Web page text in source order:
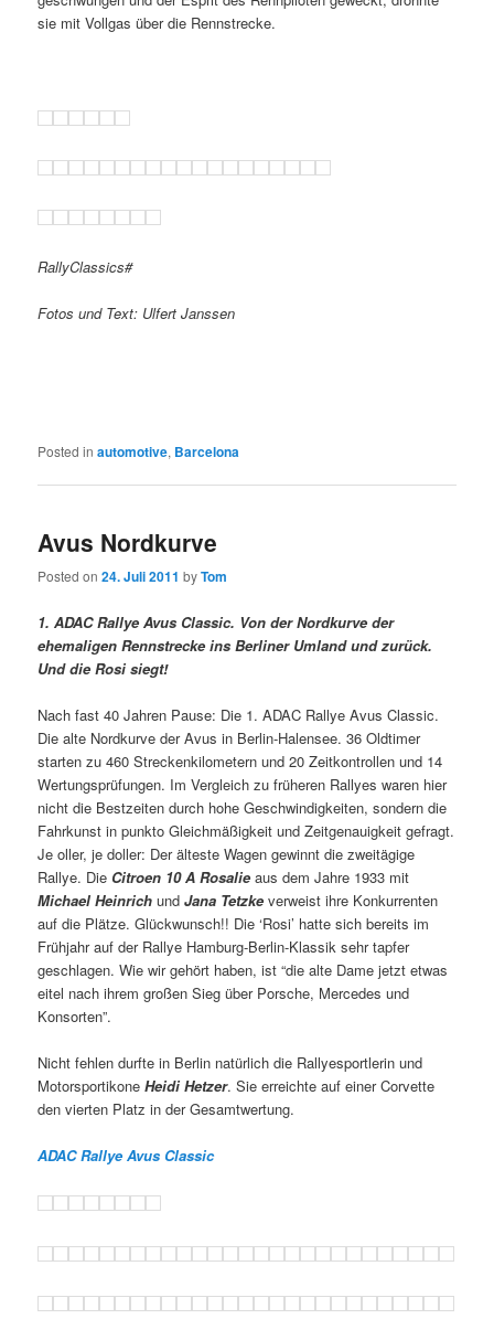
sie mit Vollgas über die Rennstrecke.
RallyClassics#
Fotos und Text: Ulfert Janssen
Posted in automotive, Barcelona
Avus Nordkurve
Posted on24. Juli 2011 byTom
1. ADAC Rallye Avus Classic. Von der Nordkurve der
ehemaligen Rennstrecke ins Berliner Umland und zurück.
Und die Rosi siegt!
Nach fast 40 Jahren Pause: Die 1. ADAC Rallye Avus Classic.
Die alte Nordkurve der Avus in Berlin-Halensee. 36 Oldtimer
starten zu 460 Streckenkilometern und 20 Zeitkontrollen und 14
Wertungsprüfungen. Im Vergleich zu früheren Rallyes waren hier
nicht die Bestzeiten durch hohe Geschwindigkeiten, sondern die
Fahrkunst in punkto Gleichmäßigkeit und Zeitgenauigkeit gefragt.
Je oller, je doller: Der älteste Wagen gewinnt die zweitägige
Rallye. Die Citroen 10 A Rosalie aus dem Jahre 1933 mit
Michael Heinrich und Jana Tetzke verweist ihre Konkurrenten
auf die Plätze. Glückwunsch!! Die ‘Rosi’ hatte sich bereits im
Frühjahr auf der Rallye Hamburg-Berlin-Klassik sehr tapfer
geschlagen. Wie wir gehört haben, ist “die alte Dame jetzt etwas
eitel nach ihrem großen Sieg über Porsche, Mercedes und
Konsorten”.
Nicht fehlen durfte in Berlin natürlich die Rallyesportlerin und
MotorsportikoneHeidi Hetzer. Sie erreichte auf einer Corvette
den vierten Platz in der Gesamtwertung.
ADAC Rallye Avus Classic